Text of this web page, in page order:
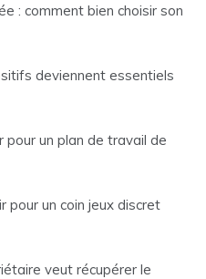
: comment bien choisir son
deviennent essentiels
pour un plan de travail de
pour un coin jeux discret
veut récupérer le